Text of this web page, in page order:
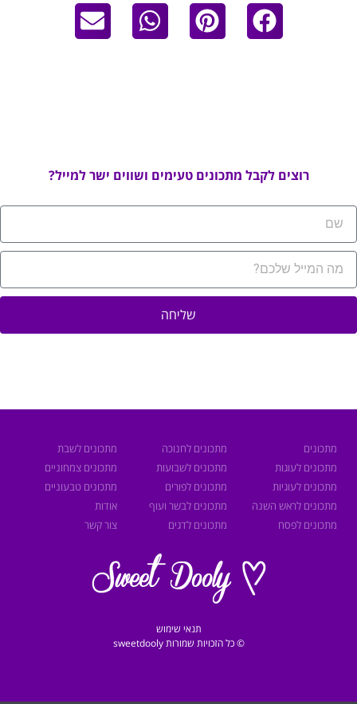
רוצים לקבל מתכונים טעימים ושווים ישר למייל?
שליחה
מתכונים
מתכונים לעוגות
מתכונים לעוגיות
מתכונים לראש השנה
מתכונים לפסח
מתכונים לחנוכה
מתכונים לשבועות
מתכונים לפורים
מתכונים לבשר ועוף
מתכונים לדגים
מתכונים לשבת
מתכונים צמחוניים
מתכונים טבעוניים
אודות
צור קשר
תנאי שימוש
© כל הזכויות שמורות sweetdooly